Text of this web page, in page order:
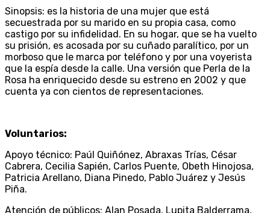
Sinopsis: es la historia de una mujer que está
secuestrada por su marido en su propia casa, como
castigo por su infidelidad. En su hogar, que se ha vuelto
su prisión, es acosada por su cuñado paralítico, por un
morboso que le marca por teléfono y por una voyerista
que la espía desde la calle. Una versión que Perla de la
Rosa ha enriquecido desde su estreno en 2002 y que
cuenta ya con cientos de representaciones.
Voluntarios:
Apoyo técnico: Paúl Quiñónez, Abraxas Trías, César
Cabrera, Cecilia Sapién, Carlos Puente, Obeth Hinojosa,
Patricia Arellano, Diana Pinedo, Pablo Juárez y Jesús
Piña.
Atención de públicos: Alan Posada, Lupita Balderrama,